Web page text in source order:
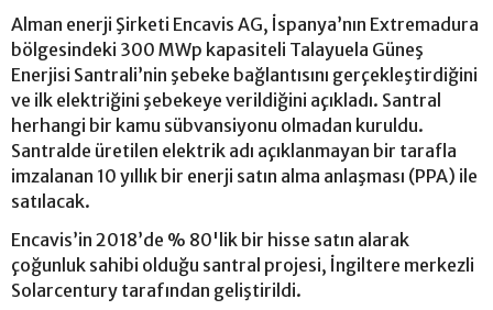
Alman enerji Şirketi Encavis AG, İspanya’nın Extremadura
bölgesindeki 300 MWp kapasiteli Talayuela Güneş
Enerjisi Santrali’nin şebeke bağlantısını gerçekleştirdiğini
ve ilk elektriğini şebekeye verildiğini açıkladı. Santral
herhangi bir kamu sübvansiyonu olmadan kuruldu.
Santralde üretilen elektrik adı açıklanmayan bir tarafla
imzalanan 10 yıllık bir enerji satın alma anlaşması (PPA) ile
satılacak.
Encavis’in 2018’de % 80'lik bir hisse satın alarak
çoğunluk sahibi olduğu santral projesi, İngiltere merkezli
Solarcentury tarafından geliştirildi.